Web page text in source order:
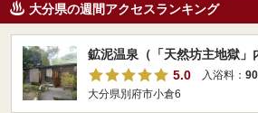
大分県の週間アクセスランキング
鉱泥温泉（「天然坊主地獄」
5.0
入浴料：
大分県別府市小倉6